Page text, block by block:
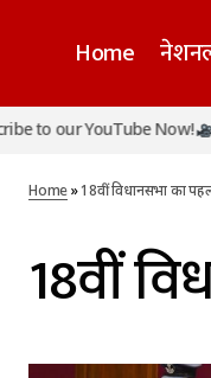
Home
to our YouTube Now!
Home»18वीं विधानसभा का
18वीं